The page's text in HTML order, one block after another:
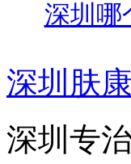
深圳哪
深圳肤
深圳专